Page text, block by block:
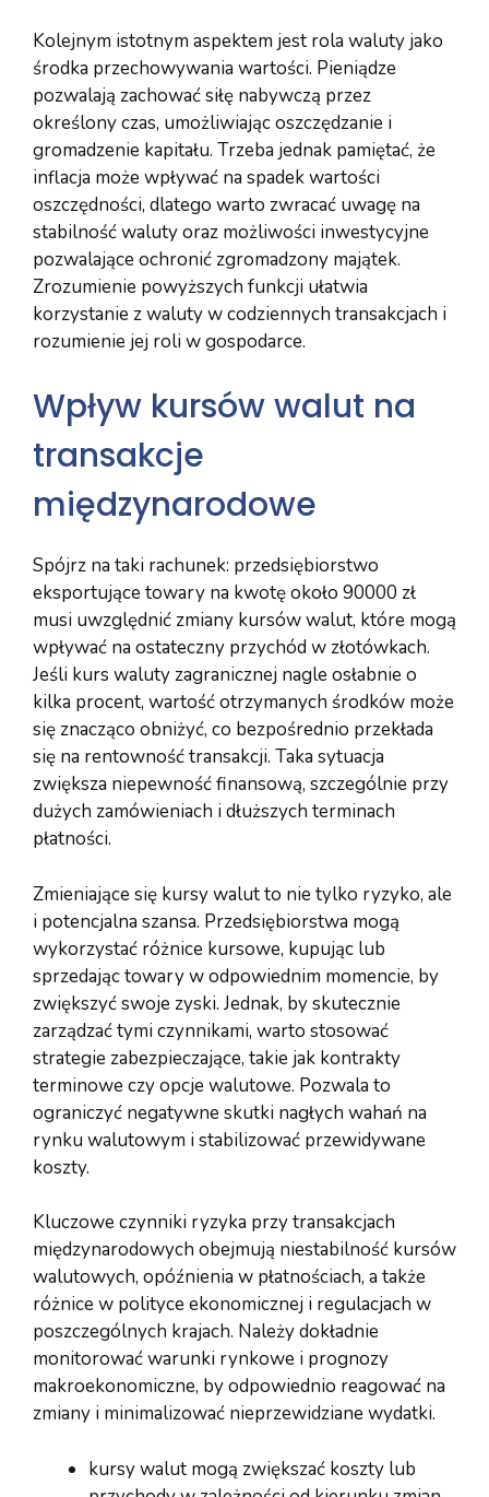
Kolejnym istotnym aspektem jest rola waluty jako
środka przechowywania wartości. Pieniądze
pozwalają zachować siłę nabywczą przez
określony czas, umożliwiając oszczędzanie i
gromadzenie kapitału. Trzeba jednak pamiętać, że
inflacja może wpływać na spadek wartości
oszczędności, dlatego warto zwracać uwagę na
stabilność waluty oraz możliwości inwestycyjne
pozwalające ochronić zgromadzony majątek.
Zrozumienie powyższych funkcji ułatwia
korzystanie z waluty w codziennych transakcjach i
rozumienie jej roli w gospodarce.
Wpływ kursów walut na
transakcje
międzynarodowe
Spójrz na taki rachunek: przedsiębiorstwo
eksportujące towary na kwotę około 90000 zł
musi uwzględnić zmiany kursów walut, które mogą
wpływać na ostateczny przychód w złotówkach.
Jeśli kurs waluty zagranicznej nagle osłabnie o
kilka procent, wartość otrzymanych środków może
się znacząco obniżyć, co bezpośrednio przekłada
się na rentowność transakcji. Taka sytuacja
zwiększa niepewność finansową, szczególnie przy
dużych zamówieniach i dłuższych terminach
płatności.
Zmieniające się kursy walut to nie tylko ryzyko, ale
i potencjalna szansa. Przedsiębiorstwa mogą
wykorzystać różnice kursowe, kupując lub
sprzedając towary w odpowiednim momencie, by
zwiększyć swoje zyski. Jednak, by skutecznie
zarządzać tymi czynnikami, warto stosować
strategie zabezpieczające, takie jak kontrakty
terminowe czy opcje walutowe. Pozwala to
ograniczyć negatywne skutki nagłych wahań na
rynku walutowym i stabilizować przewidywane
koszty.
Kluczowe czynniki ryzyka przy transakcjach
międzynarodowych obejmują niestabilność kursów
walutowych, opóźnienia w płatnościach, a także
różnice w polityce ekonomicznej i regulacjach w
poszczególnych krajach. Należy dokładnie
monitorować warunki rynkowe i prognozy
makroekonomiczne, by odpowiednio reagować na
zmiany i minimalizować nieprzewidziane wydatki.
kursy walut mogą zwiększać koszty lub